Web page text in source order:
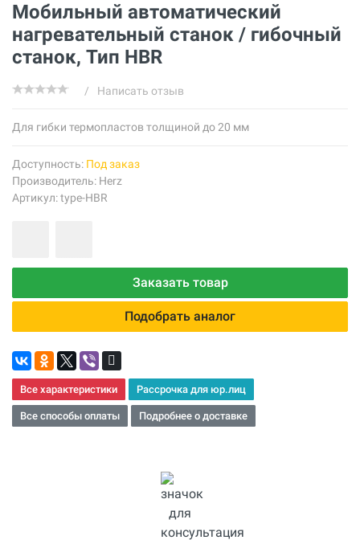
Мобильный автоматический
нагревательный станок / гибочный
станок, Тип HBR
/ Написать отзыв
Для гибки термопластов толщиной до 20 мм
Доступность: Под заказ
Производитель: Herz
Артикул: type-HBR
Заказать товар
Подобрать аналог
Все характеристики Рассрочка для юр.лиц
Все способы оплаты Подробнее о доставке